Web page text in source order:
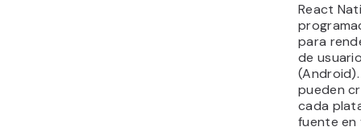
React
para
de
pueden
cada
fuente en